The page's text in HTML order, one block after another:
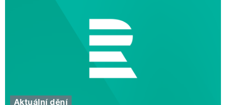
Aktuální dění